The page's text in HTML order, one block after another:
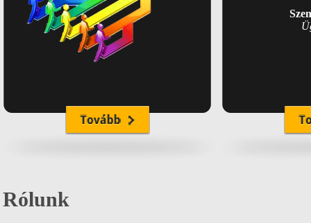
Webtárhelyek és mentések
Maximális adatbiztonság elérése
szervereikrõl.
Rólunk